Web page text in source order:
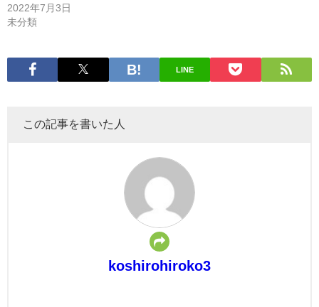
2022年7月3日
未分類
LINE
この記事を書いた人
koshirohiroko3